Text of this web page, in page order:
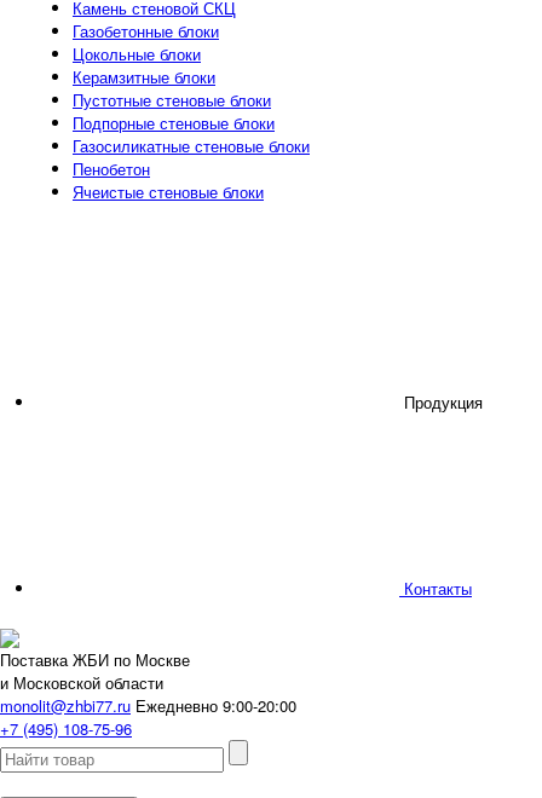
Камень стеновой СКЦ
Газобетонные блоки
Цокольные блоки
Керамзитные блоки
Пустотные стеновые блоки
Подпорные стеновые блоки
Газосиликатные стеновые блоки
Пенобетон
Ячеистые стеновые блоки
Продукция
Контакты
Поставка ЖБИ по Москве
и Московской области
monolit@zhbi77.ru Ежедневно 9:00-20:00
+7 (495) 108-75-96